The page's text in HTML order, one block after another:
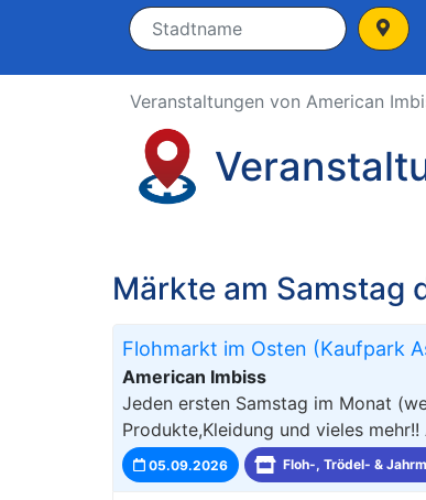
Veranstaltungen von American
Märkte am Samstag
Flohmarkt im Osten (Kaufpark
American Imbiss
Jeden ersten Samstag im Monat
Produkte,Kleidung und vieles
05.09.2026 Floh-, Trödel- &